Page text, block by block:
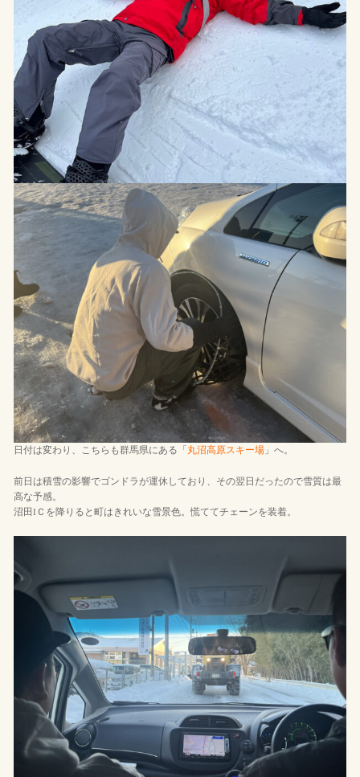
日付は変わり、こちらも群馬県にある「丸沼高原スキー場」へ。
前日は積雪の影響でゴンドラが運休しており、その翌日だったので雪質は最
高な予感。
沼田IＣを降りると町はきれいな雪景色。慌ててチェーンを装着。